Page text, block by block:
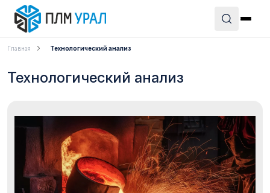
Главная Технологический анализ
Технологический анализ